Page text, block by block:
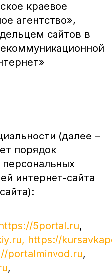
краевое
агентство»,
сайтов в
(далее –
порядок
интернет-сайта
https://5portal.ru,
https://
portalminvod.ru,
,